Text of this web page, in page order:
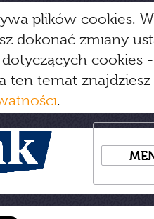
plików cookies.
dokonać zmiany
cookies
ten temat
.